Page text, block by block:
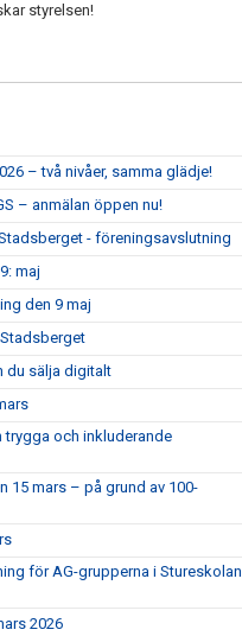
styrelsen!
– två nivåer, samma glädje!
– anmälan öppen nu!
- föreningsavslutning
maj
den 9 maj
du sälja digitalt
och inkluderande
15 mars – på grund av 100-
för AG-grupperna i Stureskolan
2026